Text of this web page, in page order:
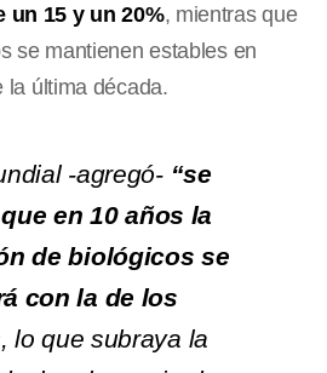
un 15 y un 20%, mientras que
se mantienen estables en
la última década.
-agregó- “se
en 10 años la
de biológicos se
con la de los
, lo que subraya la